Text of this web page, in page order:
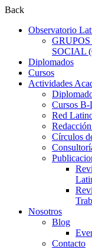
Back
Observatorio
SOCIAL
Diplomados
Cursos
Actividades
Cursos
Red
Círculos
Nosotros
Blog
Contacto